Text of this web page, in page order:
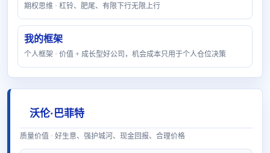
期权思维 · 杠铃、肥尾、有限下行无限上行
我的框架
个人框架 · 价值 + 成长型好公司，机会成本只用于个人仓位决策
沃伦·巴菲特
质量价值 · 好生意、强护城河、现金回报、合理价格